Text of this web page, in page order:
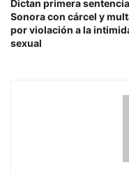
Dictan primera
Sonora con cárcel y
por violación a la
sexual